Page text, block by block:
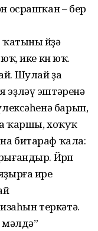
осрашҡан – бер
өйҙә
ике көн юҡ.
Шулай ҙа
эҙләү эштәренә
барып,
ҡаршы, хоҡуҡ
битараф ҡала:
Йөрөп
ире
теркәтә.
мәлдә”